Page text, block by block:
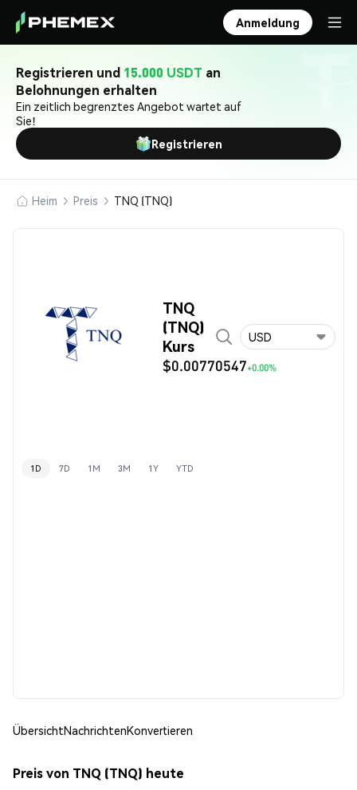
Anmeldung
Registrieren und 15.000 USDT an
Belohnungen erhalten
Ein zeitlich begrenztes Angebot wartet auf
Sie!
Registrieren
Heim Preis TNQ (TNQ)
TNQ
(TNQ)
Kurs
$0.00770547+0.00%
USD
1D 7D 1M 3M 1Y YTD
ÜbersichtNachrichtenKonvertieren
Preis von TNQ (TNQ) heute